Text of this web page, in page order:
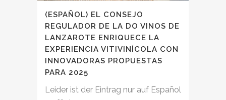
(ESPAÑOL) EL CONSEJO
REGULADOR DE LA DO VINOS DE
LANZAROTE ENRIQUECE LA
EXPERIENCIA VITIVINÍCOLA CON
INNOVADORAS PROPUESTAS
PARA 2025
Leider ist der Eintrag nur auf Español